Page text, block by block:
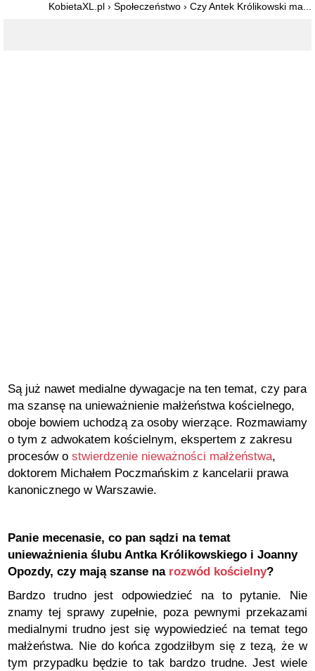
KobietaXL.pl › Społeczeństwo › Czy Antek Królikowski ma...
Są już nawet medialne dywagacje na ten temat, czy para
ma szansę na unieważnienie małżeństwa kościelnego,
oboje bowiem uchodzą za osoby wierzące. Rozmawiamy
o tym z adwokatem kościelnym, ekspertem z zakresu
procesów o stwierdzenie nieważności małżeństwa,
doktorem Michałem Poczmańskim z kancelarii prawa
kanonicznego w Warszawie.
Panie mecenasie, co pan sądzi na temat
unieważnienia ślubu Antka Królikowskiego i Joanny
Opozdy, czy mają szanse narozwód kościelny?
Bardzo trudno jest odpowiedzieć na to pytanie. Nie
znamy tej sprawy zupełnie, poza pewnymi przekazami
medialnymi trudno jest się wypowiedzieć na temat tego
małżeństwa. Nie do końca zgodziłbym się z tezą, że w
tym przypadku będzie to tak bardzo trudne. Jest wiele